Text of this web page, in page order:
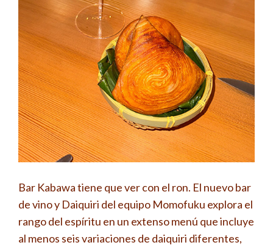
Bar Kabawa tiene que ver con el ron. El nuevo bar
de vino y Daiquiri del equipo Momofuku explora el
rango del espíritu en un extenso menú que incluye
al menos seis variaciones de daiquiri diferentes,